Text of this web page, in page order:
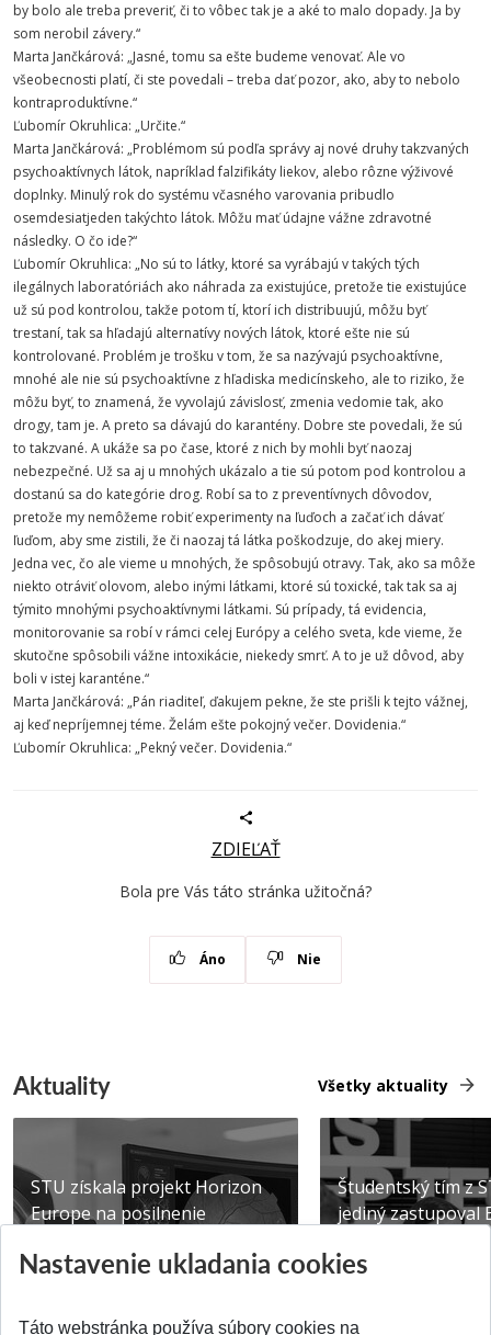
by bolo ale treba preveriť, či to vôbec tak je a aké to malo dopady. Ja by
som nerobil závery.“
Marta Jančkárová: „Jasné, tomu sa ešte budeme venovať. Ale vo
všeobecnosti platí, či ste povedali – treba dať pozor, ako, aby to nebolo
kontraproduktívne.“
Ľubomír Okruhlica: „Určite.“
Marta Jančkárová: „Problémom sú podľa správy aj nové druhy takzvaných
psychoaktívnych látok, napríklad falzifikáty liekov, alebo rôzne výživové
doplnky. Minulý rok do systému včasného varovania pribudlo
osemdesiatjeden takýchto látok. Môžu mať údajne vážne zdravotné
následky. O čo ide?“
Ľubomír Okruhlica: „No sú to látky, ktoré sa vyrábajú v takých tých
ilegálnych laboratóriách ako náhrada za existujúce, pretože tie existujúce
už sú pod kontrolou, takže potom tí, ktorí ich distribuujú, môžu byť
trestaní, tak sa hľadajú alternatívy nových látok, ktoré ešte nie sú
kontrolované. Problém je trošku v tom, že sa nazývajú psychoaktívne,
mnohé ale nie sú psychoaktívne z hľadiska medicínskeho, ale to riziko, že
môžu byť, to znamená, že vyvolajú závislosť, zmenia vedomie tak, ako
drogy, tam je. A preto sa dávajú do karantény. Dobre ste povedali, že sú
to takzvané. A ukáže sa po čase, ktoré z nich by mohli byť naozaj
nebezpečné. Už sa aj u mnohých ukázalo a tie sú potom pod kontrolou a
dostanú sa do kategórie drog. Robí sa to z preventívnych dôvodov,
pretože my nemôžeme robiť experimenty na ľuďoch a začať ich dávať
ľuďom, aby sme zistili, že či naozaj tá látka poškodzuje, do akej miery.
Jedna vec, čo ale vieme u mnohých, že spôsobujú otravy. Tak, ako sa môže
niekto otráviť olovom, alebo inými látkami, ktoré sú toxické, tak tak sa aj
týmito mnohými psychoaktívnymi látkami. Sú prípady, tá evidencia,
monitorovanie sa robí v rámci celej Európy a celého sveta, kde vieme, že
skutočne spôsobili vážne intoxikácie, niekedy smrť. A to je už dôvod, aby
boli v istej karanténe.“
Marta Jančkárová: „Pán riaditeľ, ďakujem pekne, že ste prišli k tejto vážnej,
aj keď nepríjemnej téme. Želám ešte pokojný večer. Dovidenia.“
Ľubomír Okruhlica: „Pekný večer. Dovidenia.“
ZDIEĽAŤ
Bola pre Vás táto stránka užitočná?
Áno Nie
Aktuality Všetky aktuality
STU získala projekt Horizon
Europe na posilnenie
Publikované 31.07.2026
Študentský tím z
jediný zastupoval
Publikované
Nastavenie ukladania cookies
Táto webstránka používa súbory cookies na